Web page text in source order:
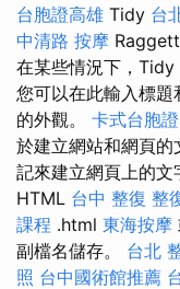
台胞證高雄 Tidy 台
中清路 按摩 Raggett
在某些情況下，Tidy
您可以在此輸入標題
的外觀。 卡式台胞證
於建立網站和網頁的
記來建立網頁上的文
HTML 台中 整復 整
課程 .html 東海按摩
副檔名儲存。 台北
照 台中國術館推薦